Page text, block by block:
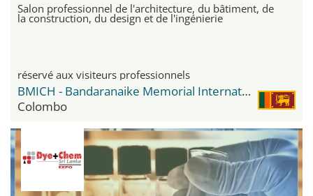
Salon professionnel de l'architecture, du bâtiment, de
la construction, du design et de l'ingénierie
réservé aux visiteurs professionnels
BMICH - Bandaranaike Memorial International Conference Hall
Colombo